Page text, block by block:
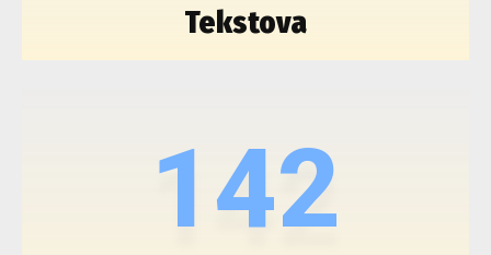
Tekstova
142